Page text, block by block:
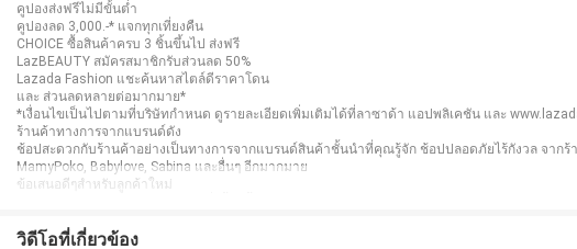
คูปองส่งฟรีไม่มีขั้นต่ำ
คูปองลด 3,000.-* แจกทุกเที่ยงคืน
CHOICE ซื้อสินค้าครบ 3 ชิ้นขึ้นไป ส่งฟรี
LazBEAUTY สมัครสมาชิกรับส่วนลด 50%
Lazada Fashion แชะค้นหาสไตล์ดีราคาโดน
และ ส่วนลดหลายต่อมากมาย*
*เงื่อนไขเป็นไปตามที่บริษัทกำหนด ดูรายละเอียดเพิ่มเติมได้ที่ลาซาด้า แอปพลิเคชัน และ
ร้านค้าทางการจากแบรนด์ดัง
ช้อปสะดวกกับร้านค้าอย่างเป็นทางการจากแบรนด์สินค้าชั้นนำที่คุณรู้จัก ช้อปปลอดภัยไร้กังวล จากร้า
MamyPoko, Babylove, Sabina และอื่นๆ อีกมากมาย
ข้อเสนอดีๆสำหรับลูกค้าใหม่
ให้คุณมั่นใจในทุกการสั่งซื้อ ด้วยวิธีชำระเงินที่สะดวกและปลอดภัย ผ่านหลากหลายช่องทาง
วิดีโอที่เกี่ยวข้อง